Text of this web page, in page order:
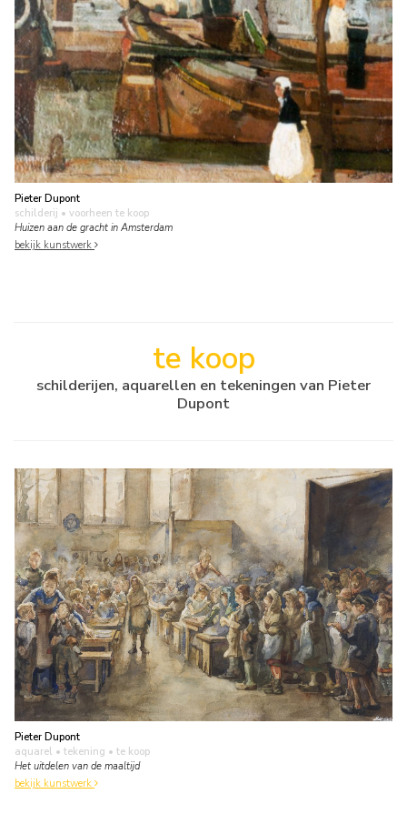
Pieter Dupont
schilderij • voorheen te koop
Huizen aan de gracht in Amsterdam
bekijk kunstwerk
te koop
schilderijen, aquarellen en tekeningen van Pieter
Dupont
Pieter Dupont
aquarel • tekening • te koop
Het uitdelen van de maaltijd
bekijk kunstwerk